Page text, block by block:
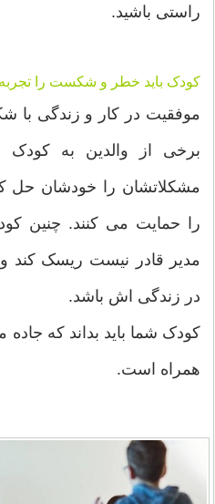
راستی باشید.
کودک باید خطر و شکست را تجربه
موفقیت در کار و زندگی
برخی از والدین به کودک
مشکلاتشان را خودشان حل
را حمایت می کنند. چنین
مدیر قادر نیست ریسک کند
در زندگی اش باشد.
کودک شما باید بداند که
همراه است.